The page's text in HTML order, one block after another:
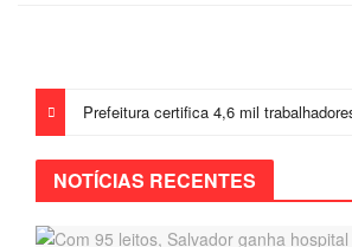
NOTÍCIAS RECENTES